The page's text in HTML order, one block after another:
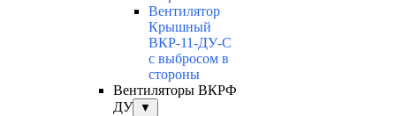
Вентилятор
Крышный
ВКР-11-ДУ-С
с выбросом в
стороны
Вентиляторы ВКРФ
ДУ
▼